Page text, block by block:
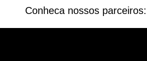
Conheca nossos parceiros: